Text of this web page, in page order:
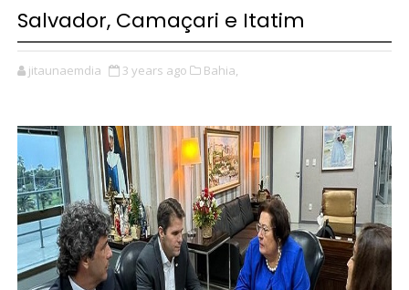
Salvador, Camaçari e Itatim
jitaunaemdia 3 years ago Bahia,